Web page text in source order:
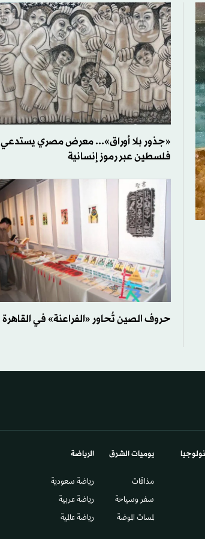
«جذور بلا أوراق»... معرض مصري يستدعي
فلسطين عبر رموز إنسانية
حروف الصين تُحاور «الفراعنة» في القاهرة
يوميات الشرق​
مذاقات
سفر وسياحة
لمسات الموضة
الرياضة
رياضة سعودية
رياضة عربية
رياضة عالمية